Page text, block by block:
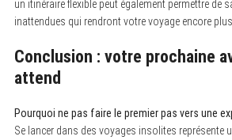
un itinéraire flexible peut également permettre de
inattendues qui rendront votre voyage encore
Conclusion : votre prochaine
attend
Pourquoi ne pas faire le premier pas vers une
Se lancer dans des voyages insolites représente